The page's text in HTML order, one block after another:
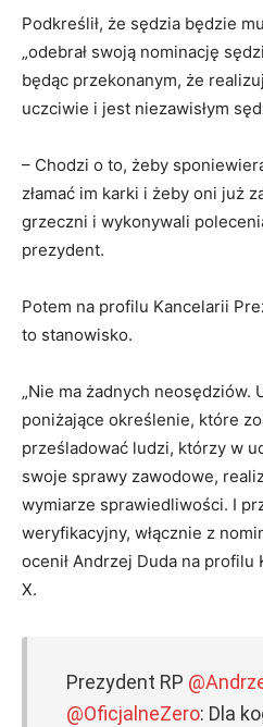
Podkreślił, że sędzia będzie
„odebrał swoją nominację
będąc przekonanym, że
uczciwie i jest niezawisłym
– Chodzi o to, żeby
złamać im karki i żeby oni już
grzeczni i wykonywali
prezydent.
Potem na profilu Kancelarii
to stanowisko.
„Nie ma żadnych neosędziów.
poniżające określenie, które
prześladować ludzi, którzy w
swoje sprawy zawodowe,
wymiarze sprawiedliwości. I
weryfikacyjny, włącznie z
ocenił Andrzej Duda na
X.
Prezydent RP
@OficjalneZero: Dla